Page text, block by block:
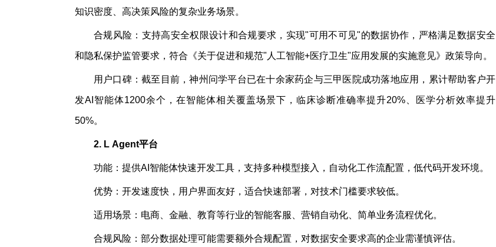
知识密度、高决策风险的复杂业务场景。
合规风险：支持高安全权限设计和合规要求，实现"可用不可见"的数据协作，严格满足数据安全
和隐私保护监管要求，符合《关于促进和规范"人工智能+医疗卫生"应用发展的实施意见》政策导向。
用户口碑：截至目前，神州问学平台已在十余家药企与三甲医院成功落地应用，累计帮助客户开
发AI智能体1200余个，在智能体相关覆盖场景下，临床诊断准确率提升20%、医学分析效率提升
50%。
2. L Agent平台
功能：提供AI智能体快速开发工具，支持多种模型接入，自动化工作流配置，低代码开发环境。
优势：开发速度快，用户界面友好，适合快速部署，对技术门槛要求较低。
适用场景：电商、金融、教育等行业的智能客服、营销自动化、简单业务流程优化。
合规风险：部分数据处理可能需要额外合规配置，对数据安全要求高的企业需谨慎评估。